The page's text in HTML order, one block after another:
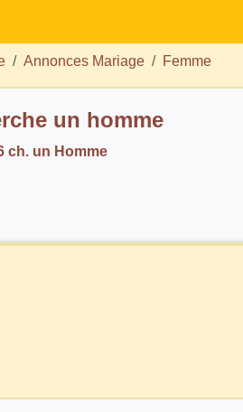
Annonces Mariage Femme
un homme
ch. un Homme